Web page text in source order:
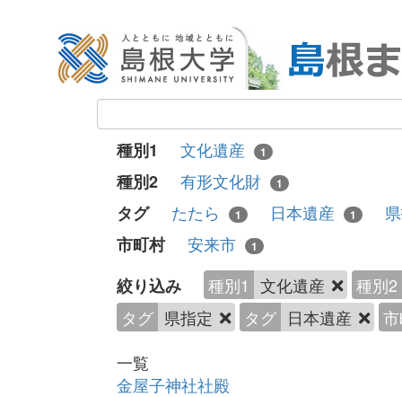
種別1 文化遺産 1
種別2 有形文化財 1
タグ たたら 1 日本遺産 1
市町村
安来市 1
絞り込み 種別1 文化遺産
種別2
タグ 県指定 タグ 日本遺産
一覧
金屋子神社社殿